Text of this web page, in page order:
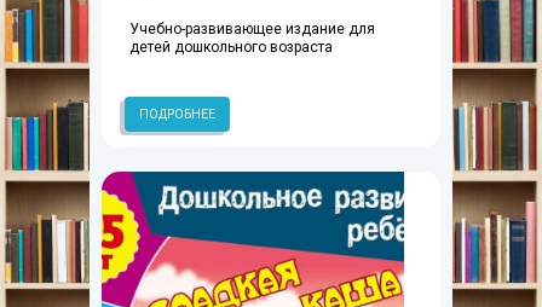
Учебно-развивающее издание для
детей дошкольного возраста
ПОДРОБНЕЕ